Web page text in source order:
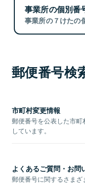
事業所の個別番
事業所の７けたの
郵便番号検
市町村変更情報
郵便番号を公表した市
しています。
よくあるご質問・お問
郵便番号に関するさまざ